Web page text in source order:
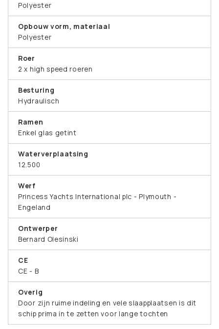
Polyester
Opbouw vorm, materiaal
Polyester
Roer
2 x high speed roeren
Besturing
Hydraulisch
Ramen
Enkel glas getint
Waterverplaatsing
12.500
Werf
Princess Yachts International plc - Plymouth -
Engeland
Ontwerper
Bernard Olesinski
CE
CE - B
Overig
Door zijn ruime indeling en vele slaapplaatsen is dit
schip prima in te zetten voor lange tochten